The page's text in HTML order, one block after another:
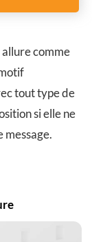
comme
tout type de
si elle ne
message.